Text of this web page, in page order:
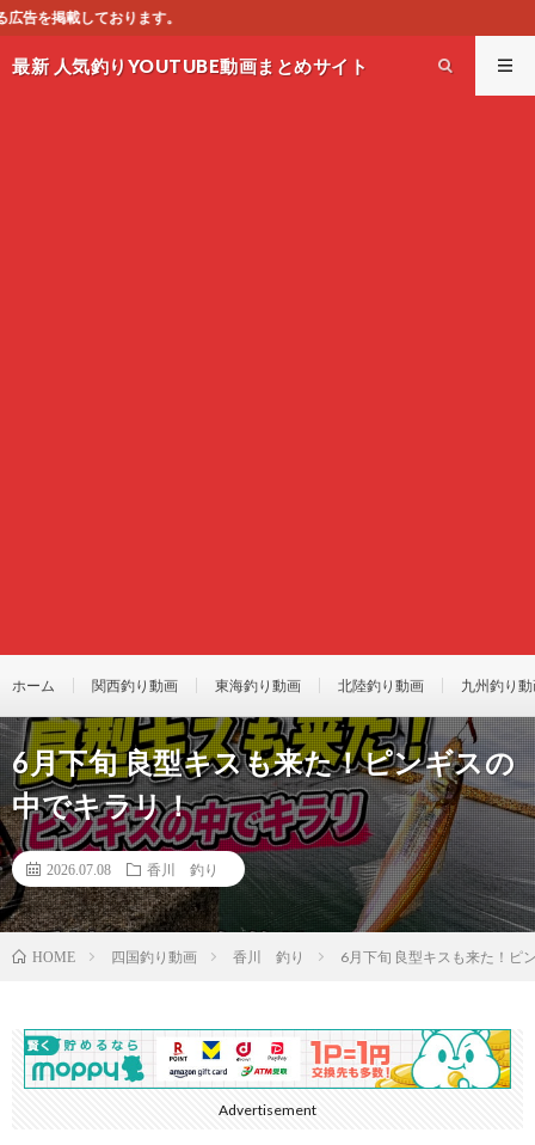
最新 人気釣りYOUTUBE動画まとめサイト
ホーム 関西釣り動画 東海釣り動画 北陸釣り動画 九州釣り
6月下旬 良型キスも来た！ピンギスの
中でキラリ！
2026.07.08 香川 釣り
HOME 四国釣り動画 香川 釣り 6月下旬 良型キスも来た！ピ
Advertisement